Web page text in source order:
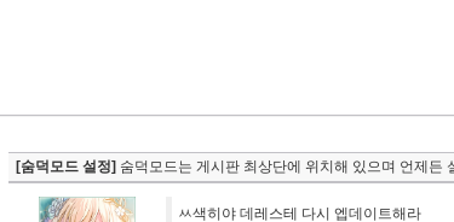
[숨덕모드 설정] 숨덕모드는 게시판 최상단에 위치해 있으며 언제든
ㅆ색히야 데레스테 다시 엡데이트해라